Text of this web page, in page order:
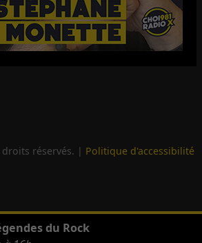
droits réservés. | Politique d'accessibilité
du Rock